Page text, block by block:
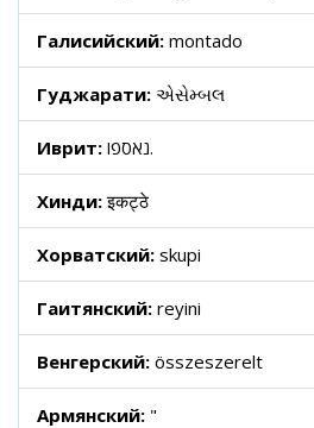
Галисийский: montado
Гуджарати: એસેમ્બલ
Иврит: נאספו.
Хинди:इकट्ठे
Хорватский: skupi
Гаитянский: reyini
Венгерский: összeszerelt
Армянский: "